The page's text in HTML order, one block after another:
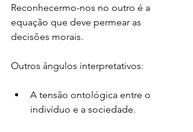
Reconhecermo-nos no outro é a
equação que deve permear as
decisões morais.
Outros ângulos interpretativos:
A tensão ontológica entre o
indivíduo e a sociedade.